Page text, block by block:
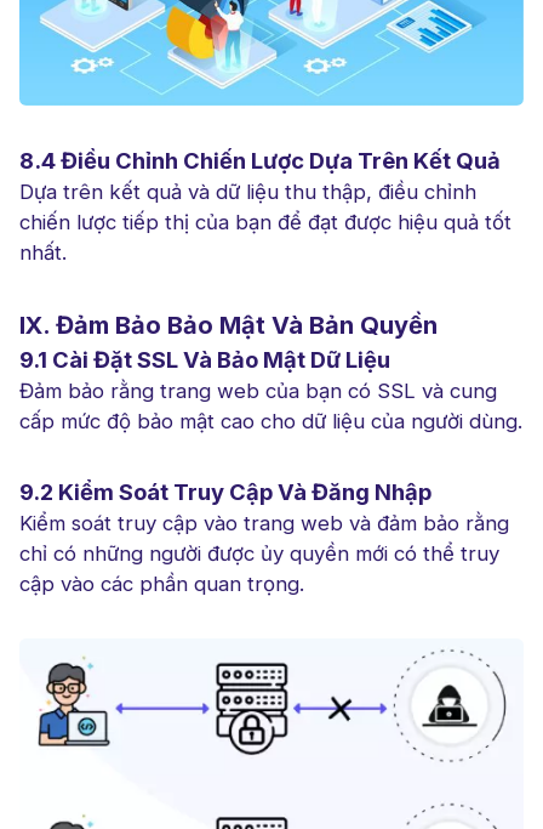
8.4 Điều Chỉnh Chiến Lược Dựa Trên Kết Quả
Dựa trên kết quả và dữ liệu thu thập, điều chỉnh
chiến lược tiếp thị của bạn để đạt được hiệu quả tốt
nhất.
IX. Đảm Bảo Bảo Mật Và Bản Quyền
9.1 Cài Đặt SSL Và Bảo Mật Dữ Liệu
Đảm bảo rằng trang web của bạn có SSL và cung
cấp mức độ bảo mật cao cho dữ liệu của người dùng.
9.2 Kiểm Soát Truy Cập Và Đăng Nhập
Kiểm soát truy cập vào trang web và đảm bảo rằng
chỉ có những người được ủy quyền mới có thể truy
cập vào các phần quan trọng.